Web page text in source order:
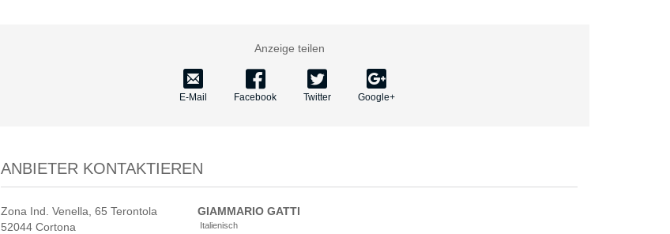
Anzeige teilen
E-Mail Facebook Twitter Google+
ANBIETER KONTAKTIEREN
Zona Ind. Venella, 65 Terontola
52044 Cortona
GIAMMARIO GATTI
Italienisch